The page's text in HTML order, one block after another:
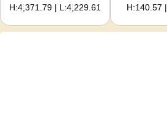
Para
H:4,371.79 | L:4,229.61 H:140.57